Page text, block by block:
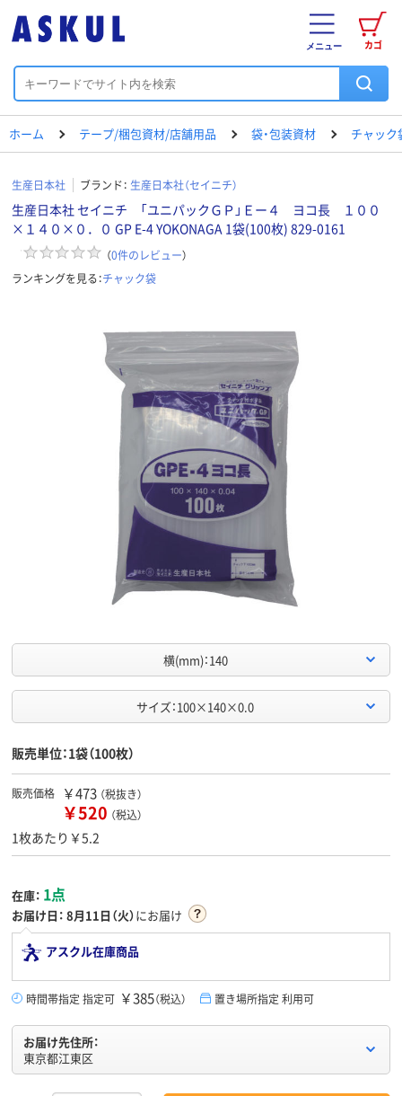
カゴ
メニュー
ホーム テープ/梱包資材/店舗用品 袋・包装資材 チャック
生産日本社 ブランド： 生産日本社（セイニチ）
生産日本社 セイニチ 「ユニパックＧＰ」Ｅー４ ヨコ長 １００
×１４０×０．０ GP E-4 YOKONAGA 1袋(100枚) 829-0161
（0件のレビュー）
ランキングを見る：チャック袋
横(mm)：140
サイズ：100×140×0.0
販売単位：1袋（100枚）
販売価格 ￥473 （税抜き）
￥520 （税込）
1枚あたり￥5.2
在庫： 1点
お届け日： 8月11日（火）にお届け
アスクル在庫商品
時間帯指定 指定可 ￥385（税込） 置き場所指定 利用可
お届け先住所：
東京都江東区